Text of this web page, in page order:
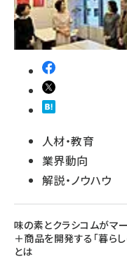
人材・教育
業界動向
解説・ノウハウ
味の素とクラシコムがマ
＋商品を開発する「暮ら
とは